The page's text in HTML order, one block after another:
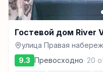
Гостевой дом River
улица Правая
Залесский
9.3 Превосходно· 20